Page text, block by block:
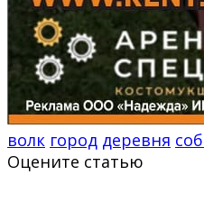
волк город деревня
Оцените статью